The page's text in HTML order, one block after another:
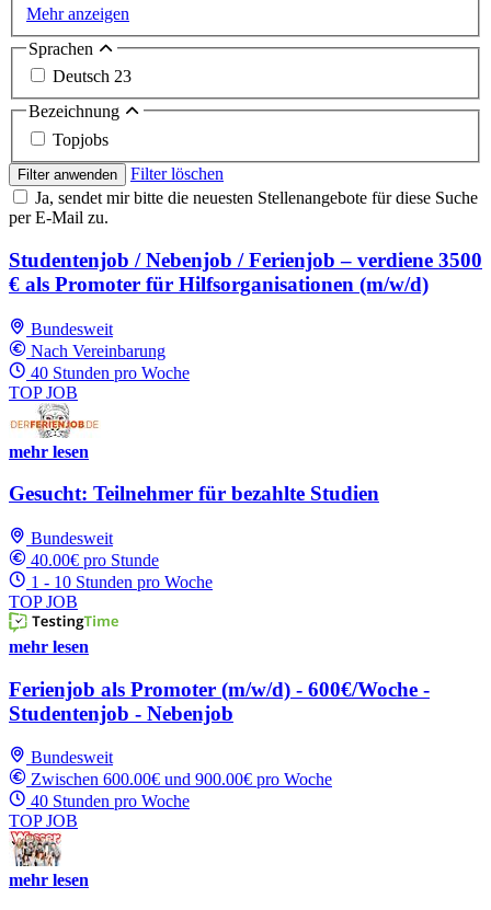
Mehr anzeigen
Sprachen
Deutsch 23
Bezeichnung
Topjobs
Filter anwenden
Filter löschen
Ja, sendet mir bitte die neuesten Stellenangebote für diese Suche
per E-Mail zu.
Studentenjob / Nebenjob / Ferienjob – verdiene 3500
€ als Promoter für Hilfsorganisationen (m/w/d)
Bundesweit
Nach Vereinbarung
40 Stunden pro Woche
TOP JOB
mehr lesen
Gesucht: Teilnehmer für bezahlte Studien
Bundesweit
40.00€ pro Stunde
1 - 10 Stunden pro Woche
TOP JOB
mehr lesen
Ferienjob als Promoter (m/w/d) - 600€/Woche -
Studentenjob - Nebenjob
Bundesweit
Zwischen 600.00€ und 900.00€ pro Woche
40 Stunden pro Woche
TOP JOB
mehr lesen